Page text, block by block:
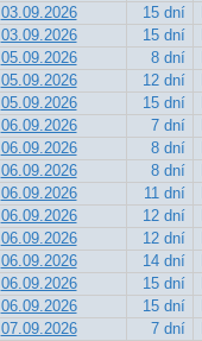
03.09.2026
15 dní
03.09.2026
15 dní
05.09.2026
8 dní
05.09.2026
12 dní
05.09.2026
15 dní
06.09.2026
7 dní
06.09.2026
8 dní
06.09.2026
8 dní
06.09.2026
11 dní
06.09.2026
12 dní
06.09.2026
12 dní
06.09.2026
14 dní
06.09.2026
15 dní
06.09.2026
15 dní
07.09.2026
7 dní